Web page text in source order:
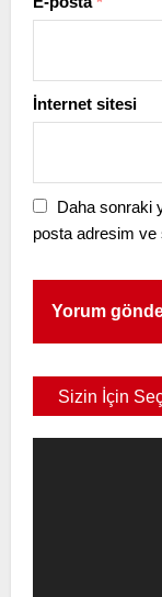
İnternet sitesi
Daha sonraki
posta adresim ve
Sizin İçin